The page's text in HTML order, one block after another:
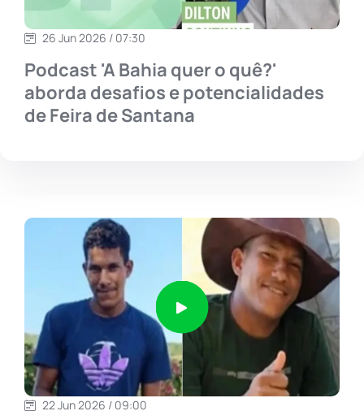
26 Jun 2026 / 07:30
Podcast 'A Bahia quer o quê?'
aborda desafios e potencialidades
de Feira de Santana
22 Jun 2026 / 09:00